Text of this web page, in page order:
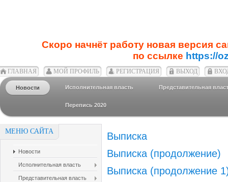
Скоро начнёт работу новая версия
по ссылке https://
ГЛАВНАЯ МОЙ ПРОФИЛЬ РЕГИСТРАЦИЯ ВЫХОД
Новости Исполнительная власть Представительная
Перепись 2020
МЕНЮ САЙТА
Новости
Исполнительная власть
Представительная власть
Выписка
Выписка (продолжение)
Выписка (продолжение